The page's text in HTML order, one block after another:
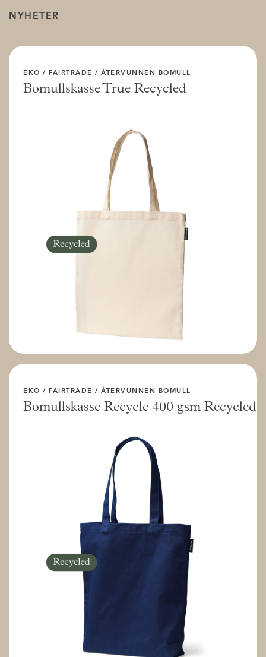
NYHETER
EKO / FAIRTRADE / ÅTERVUNNEN BOMULL
Bomullskasse True Recycled
EKO / FAIRTRADE / ÅTERVUNNEN BOMULL
Bomullskasse Recycle 400 gsm Recycled